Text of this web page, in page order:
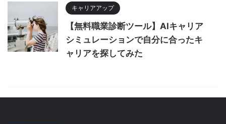
キャリアアップ
【無料職業診断ツール】AIキャリア
シミュレーションで自分に合ったキ
ャリアを探してみた